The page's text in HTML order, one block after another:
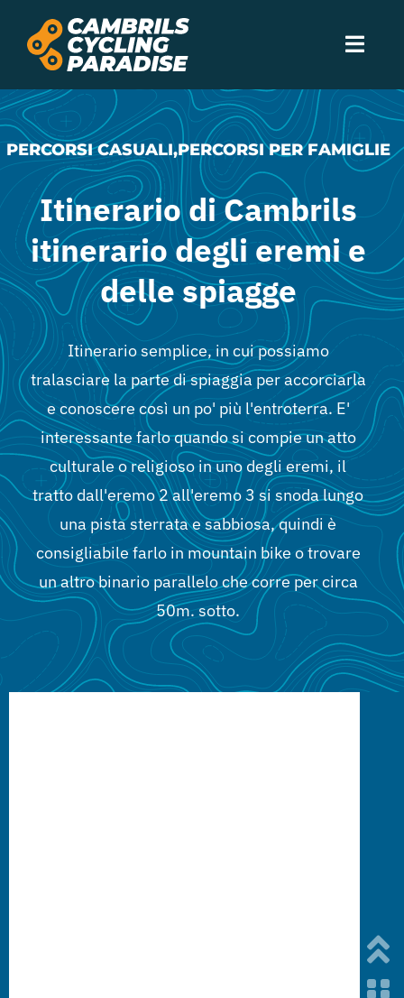
content
Esperienze
Alloggi
Fornitori
Percorsi
Eventi
Cambrils
Gruppi
PERCORSI CASUALI,PERCORSI PER FAMIGLIE
Itinerario di Cambrils
itinerario degli eremi e
delle spiagge
Itinerario semplice, in cui possiamo
tralasciare la parte di spiaggia per accorciarla
e conoscere così un po' più l'entroterra. E'
interessante farlo quando si compie un atto
culturale o religioso in uno degli eremi, il
tratto dall'eremo 2 all'eremo 3 si snoda lungo
una pista sterrata e sabbiosa, quindi è
consigliabile farlo in mountain bike o trovare
un altro binario parallelo che corre per circa
50m. sotto.